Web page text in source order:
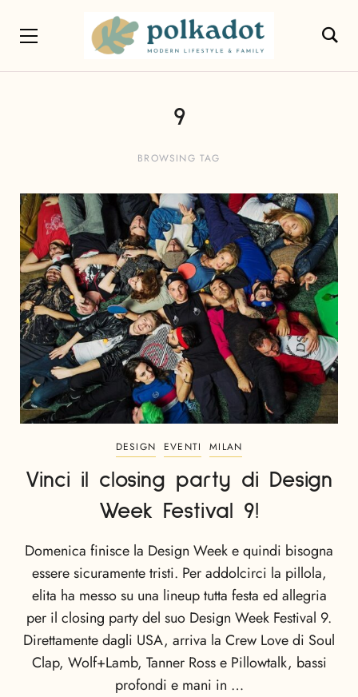
9
BROWSING TAG
DESIGN EVENTI MILAN
Vinci il closing party di Design
Week Festival 9!
Domenica finisce la Design Week e quindi bisogna
essere sicuramente tristi. Per addolcirci la pillola,
elita ha messo su una lineup tutta festa ed allegria
per il closing party del suo Design Week Festival 9.
Direttamente dagli USA, arriva la Crew Love di Soul
Clap, Wolf+Lamb, Tanner Ross e Pillowtalk, bassi
profondi e mani in …